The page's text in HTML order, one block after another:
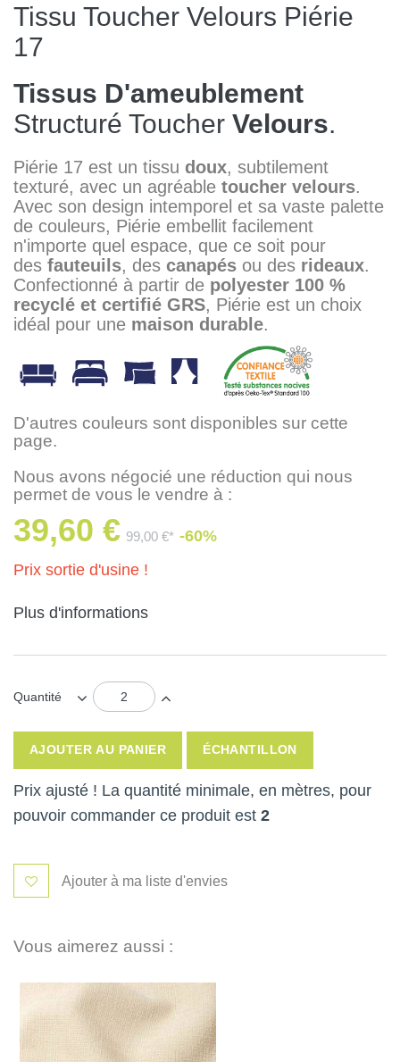
Tissu Toucher Velours Piérie
17
Tissus D'ameublement
Structuré Toucher Velours.
Piérie 17 est un tissu doux, subtilement
texturé, avec un agréable toucher velours.
Avec son design intemporel et sa vaste palette
de couleurs, Piérie embellit facilement
n'importe quel espace, que ce soit pour
des fauteuils, des canapés ou des rideaux.
Confectionné à partir de polyester 100 %
recyclé et certifié GRS, Piérie est un choix
idéal pour une maison durable.
D'autres couleurs sont disponibles sur cette
page.
Nous avons négocié une réduction qui nous
permet de vous le vendre à :
39,60 € 99,00 €* -60%
Prix sortie d'usine !
Plus d'informations
Quantité
AJOUTER AU PANIER ÉCHANTILLON
Prix ajusté ! La quantité minimale, en mètres, pour
pouvoir commander ce produit est 2
Ajouter à ma liste d'envies
Vous aimerez aussi :